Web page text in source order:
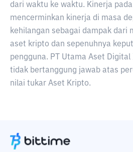
dari waktu ke waktu. Kinerja
mencerminkan kinerja di masa
kehilangan sebagai dampak dari
aset kripto dan sepenuhnya
pengguna. PT Utama Aset
tidak bertanggung jawab atas
nilai tukar Aset Kripto.